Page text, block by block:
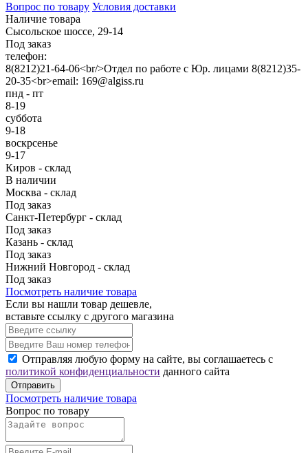
Вопрос по товару Условия доставки
Наличие товара
Сысольское шоссе, 29-14
Под заказ
телефон:
8(8212)21-64-06<br/>Отдел по работе с Юр. лицами 8(8212)35-
20-35<br>email: 169@algiss.ru
пнд - пт
8-19
суббота
9-18
воскрсенье
9-17
Киров - склад
В наличии
Москва - склад
Под заказ
Санкт-Петербург - склад
Под заказ
Казань - склад
Под заказ
Нижний Новгород - склад
Под заказ
Посмотреть наличие товара
Если вы нашли товар дешевле,
вставьте ссылку с другого магазина
Отправляя любую форму на сайте, вы соглашаетесь с
политикой конфиденциальности данного сайта
Отправить
Посмотреть наличие товара
Вопрос по товару